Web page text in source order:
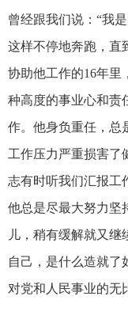
曾经跟我们说：“我
这样不停地奔跑，直
协助他工作的16年里
种高度的事业心和责
作。他身负重任，总
工作压力严重损害了
志有时听我们汇报工
他总是尽最大努力坚
儿，稍有缓解就又继
自己，是什么造就了
对党和人民事业的无